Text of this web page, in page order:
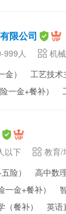
限公司
999人
机
）
工艺技术
一金+餐补）
以下
教育/
险）
高中数
金+餐补）
餐补）
英语